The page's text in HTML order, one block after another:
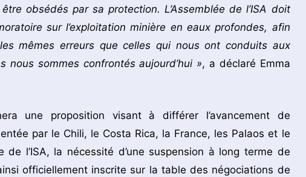
obsédés par sa protection. L’Assemblée de l’ISA doit
sur l’exploitation minière en eaux profondes, afin
mêmes erreurs que celles qui nous ont conduits aux
nous sommes confrontés aujourd’hui », a déclaré Emma
une proposition visant à différer l’avancement de
par le Chili, le Costa Rica, la France, les Palaos et le
l’ISA, la nécessité d’une suspension à long terme de
officiellement inscrite sur la table des négociations de